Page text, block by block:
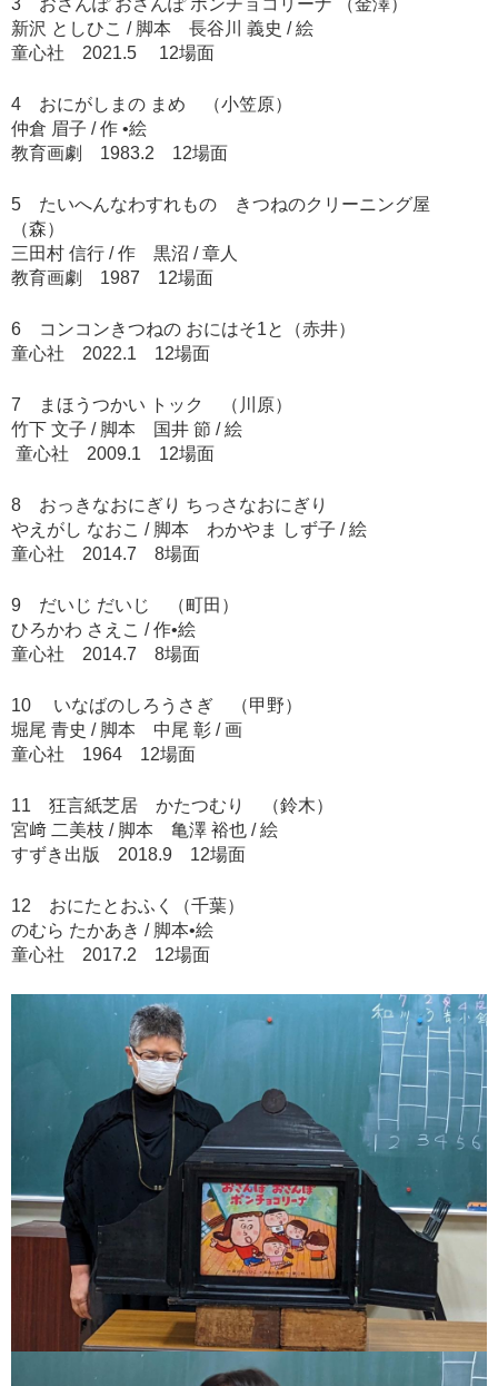
3 おさんぽ おさんぽ ポンチョコリーナ （金澤）
新沢 としひこ / 脚本 長谷川 義史 / 絵
童心社 2021.5 12場面
4 おにがしまの まめ （小笠原）
仲倉 眉子 / 作 •絵
教育画劇 1983.2 12場面
5 たいへんなわすれもの きつねのクリーニング屋
（森）
三田村 信行 / 作 黒沼 / 章人
教育画劇 1987 12場面
6 コンコンきつねの おにはそ1と（赤井）
童心社 2022.1 12場面
7 まほうつかい トック （川原）
竹下 文子 / 脚本 国井 節 / 絵
童心社 2009.1 12場面
8 おっきなおにぎり ちっさなおにぎり
やえがし なおこ / 脚本 わかやま しず子 / 絵
童心社 2014.7 8場面
9 だいじ だいじ （町田）
ひろかわ さえこ / 作•絵
童心社 2014.7 8場面
10 いなばのしろうさぎ （甲野）
堀尾 青史 / 脚本 中尾 彰 / 画
童心社 1964 12場面
11 狂言紙芝居 かたつむり （鈴木）
宮﨑 二美枝 / 脚本 亀澤 裕也 / 絵
すずき出版 2018.9 12場面
12 おにたとおふく（千葉）
のむら たかあき / 脚本•絵
童心社 2017.2 12場面